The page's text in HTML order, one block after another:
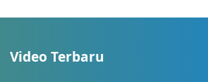
Video Terbaru